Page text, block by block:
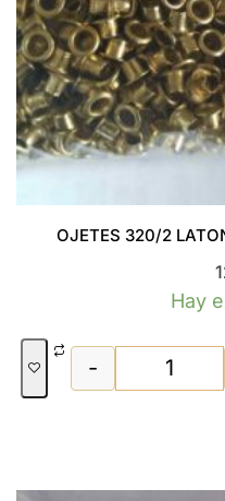
OJETES 320/2
Hay
-